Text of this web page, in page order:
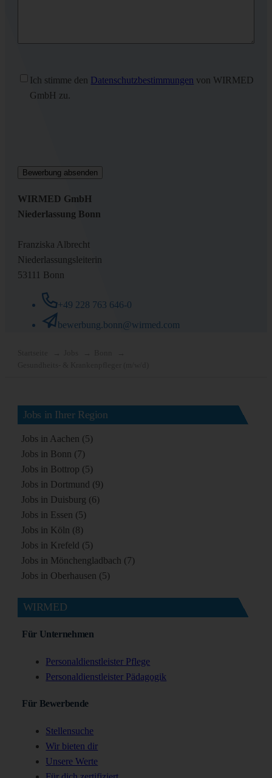
Ohne
Titel(erforderlich)
Ich stimme den Datenschutzbestimmungen von WIRMED
GmbH zu.
WIRMED GmbH
Niederlassung Bonn
Franziska Albrecht
Niederlassungsleiterin
53111 Bonn
+49 228 763 646-0
bewerbung.bonn@wirmed.com
Jobs in Ihrer Region
Jobs in Aachen (5)
Jobs in Bonn (7)
Jobs in Bottrop (5)
Jobs in Dortmund (9)
Jobs in Duisburg (6)
Jobs in Essen (5)
Jobs in Köln (8)
Jobs in Krefeld (5)
Jobs in Mönchengladbach (7)
Jobs in Oberhausen (5)
WIRMED
Für Unternehmen
Personaldienstleister Pflege
Personaldienstleister Pädagogik
Für Bewerbende
Stellensuche
Wir bieten dir
Unsere Werte